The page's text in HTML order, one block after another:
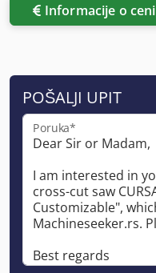
Informacije o ceni
POŠALJI UPIT
Poruka*